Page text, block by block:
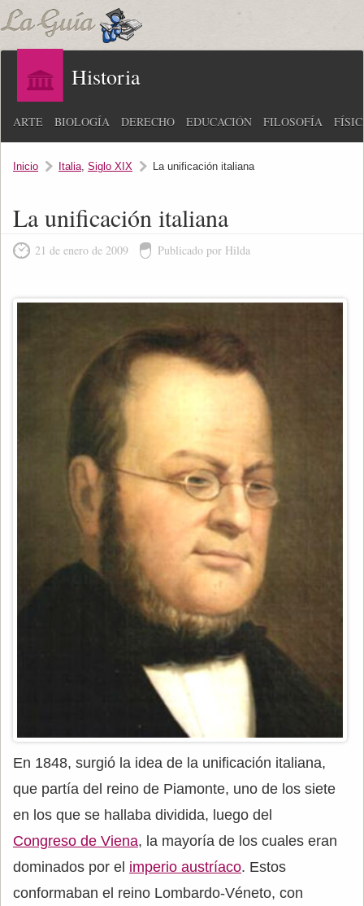
Historia
ARTE BIOLOGÍA DERECHO EDUCACIÓN FILOSOFÍA
Inicio Italia, Siglo XIX La unificación italiana
La unificación italiana
21 de enero de 2009 Publicado por Hilda
En 1848, surgió la idea de la unificación italiana,
que partía del reino de Piamonte, uno de los siete
en los que se hallaba dividida, luego del
Congreso de Viena, la mayoría de los cuales eran
dominados por el imperio austríaco. Estos
conformaban el reino Lombardo-Véneto, con